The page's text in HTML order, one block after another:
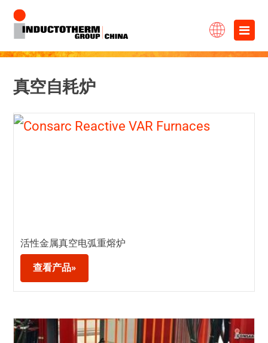
×
内
真空自耗炉
活性金属真空电弧重熔炉
查看产品»